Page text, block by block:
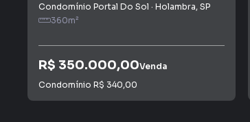
Condomínio Portal Do Sol · Holambra, SP
360m²
R$ 350.000,00Venda
Condomínio R$ 340,00